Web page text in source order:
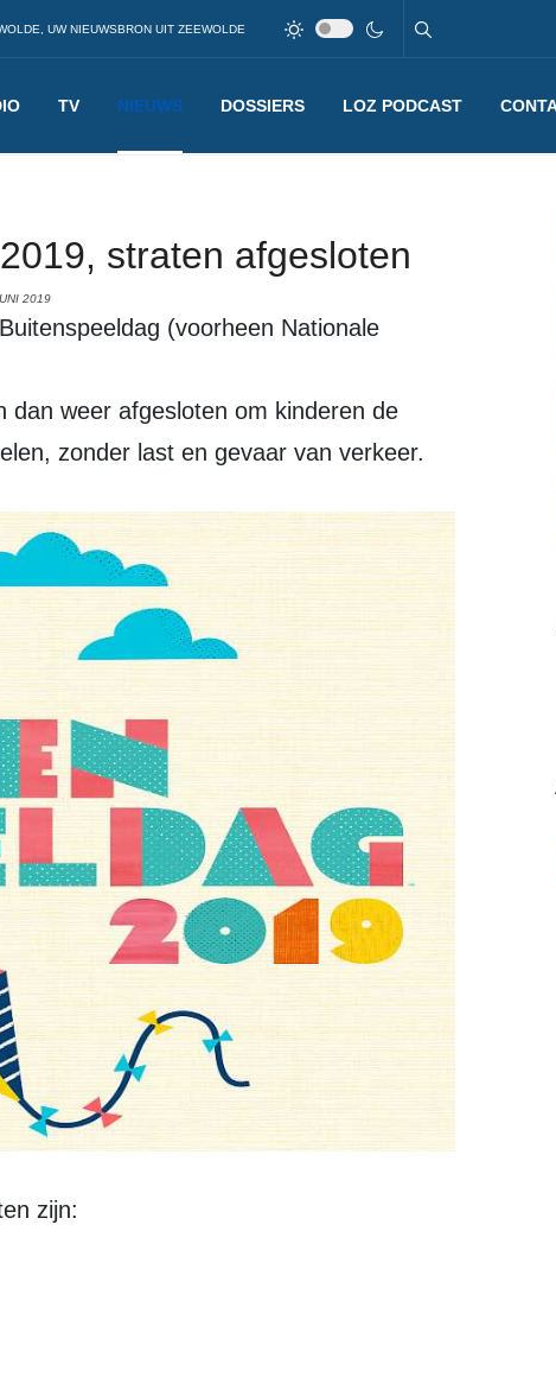
UW NIEUWSBRON UIT ZEEWOLDE
TV NIEUWS DOSSIERS LOZ PODCAST
straten afgesloten
2019
dan weer afgesloten om kinderen de
zonder last en gevaar van verkeer.
zijn: